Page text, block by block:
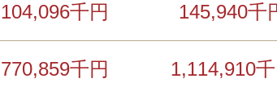
104,096千円 145,940千
770,859千円 1,114,910